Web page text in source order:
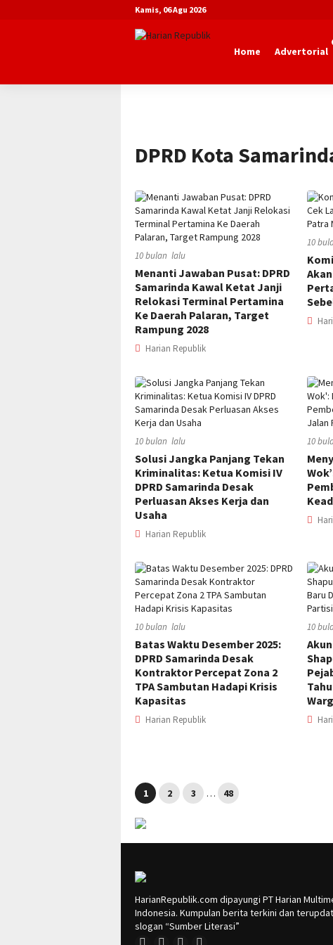
Kamis, 06 Agu 2026
Home Advertorial
DPRD Kota
10 bulan lalu
Menanti Jawaban Pusat: DPRD
Samarinda Kawal Ketat Janji
Relokasi Terminal Pertamina
Ke Daerah Palaran, Target
Rampung 2028
Harian Republik
10
10 bulan lalu
Solusi Jangka Panjang Tekan
Kriminalitas: Ketua Komisi IV
DPRD Samarinda Desak
Perluasan Akses Kerja dan
Usaha
Harian Republik
10
10 bulan lalu
Batas Waktu Desember 2025:
DPRD Samarinda Desak
Kontraktor Percepat Zona 2
TPA Sambutan Hadapi Krisis
Kapasitas
Harian Republik
10
1 2 3 … 48
HarianRepublik.com dipayungi PT Harian
Indonesia. Kumpulan berita terkini dan
slogan “Sumber Literasi”